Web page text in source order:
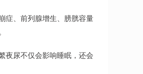
症、前列腺增生、膀胱容量
夜尿不仅会影响睡眠，还会